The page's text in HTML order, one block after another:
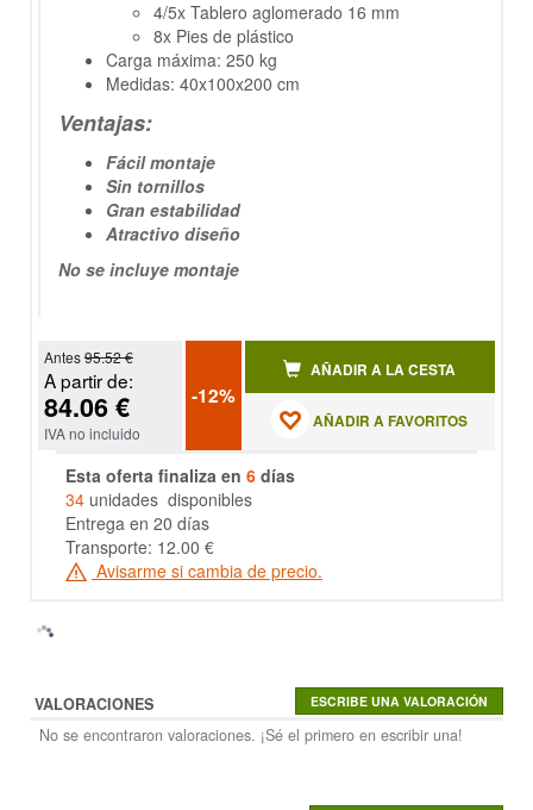
4/5x Tablero aglomerado 16 mm
8x Pies de plástico
Carga máxima: 250 kg
Medidas: 40x100x200 cm
Ventajas:
Fácil montaje
Sin tornillos
Gran estabilidad
Atractivo diseño
No se incluye montaje
Antes95.52 €
A partir de:
84.06 €
IVA no incluido
-12%
AÑADIR A LA CESTA
AÑADIR A FAVORITOS
Esta oferta finaliza en 6 días
34 unidades disponibles
Entrega en 20 días
Transporte: 12.00 €
Avisarme si cambia de precio.
VALORACIONES
No se encontraron valoraciones. ¡Sé el primero en escribir una!